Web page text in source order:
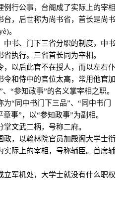
例行公事，台阁成了实际上的宰相
台，后世称为尚书省，首长是尚书
。
中书、门下三省分职的制度，中书
执行。三省首长同为宰相。
，以后此官不在授人，而以左右仆
令和侍中的官位太高，常用他官加
、“参知政事”的名义掌宰相之职。
“同中书门下三品”、“同中书门
事”，以“参知政事”为副相。
文武二柄，号称二府。
政，以翰林院官员加殿阁大学士衔
实际上的宰相，号称辅臣。首席辅
立军机处，大学士就没有什么职权